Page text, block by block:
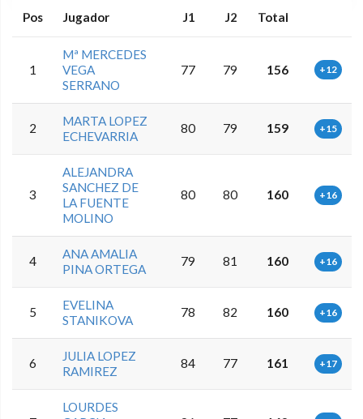
Pos Jugador J1 J2 Total
1
Mª MERCEDES
VEGA
SERRANO
77 79 156 +12
2
MARTA LOPEZ
ECHEVARRIA
80 79 159 +15
3
ALEJANDRA
SANCHEZ DE
LA FUENTE
MOLINO
80 80 160 +16
4
ANA AMALIA
PINA ORTEGA
79 81 160 +16
5
EVELINA
STANIKOVA
78 82 160 +16
6
JULIA LOPEZ
RAMIREZ
84 77 161 +17
LOURDES